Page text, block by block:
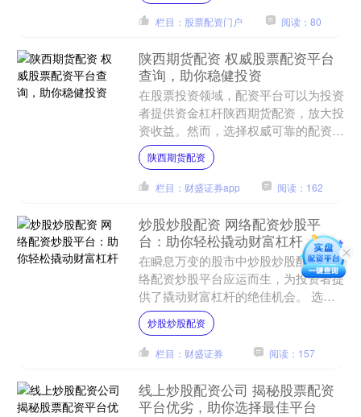
栏目：股票配资门户 阅读：80
陕西期货配资 权威股票配资平台
查询，助你稳健投资
在股票投资领域，配资平台可以为投资
者提供资金杠杆陕西期货配资，放大投
资收益。然而，选择权威可靠的配资平
台至关重要，以保障资金安全和投资收
益。 * **放大收益：....
陕西期货配资
栏目：财盛证券app 阅读：162
炒股炒股配资 网络配资炒股平
台：助你轻松撬动财富杠杆
在瞬息万变的股市中炒股炒股配资，网
络配资炒股平台应运而生，为投资者提
供了撬动财富杠杆的绝佳机会。 选择
正规的配资平台至关重要。正规平台通
常拥有合法的经营资质，受....
炒股炒股配资
栏目：财盛证券 阅读：157
线上炒股配资公司 揭秘股票配资
平台优劣，助你选择最佳平台